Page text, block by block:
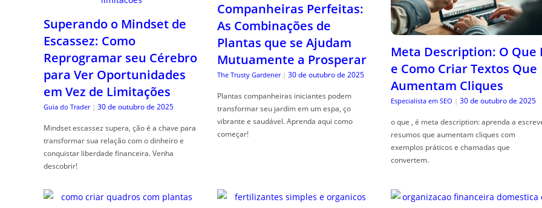
Superando o Mindset de
Escassez: Como
Reprogramar seu Cérebro
para Ver Oportunidades
em Vez de Limitações
Guia do Trader | 30 de outubro de 2025
Mindset escassez supera, ção é a chave para
transformar sua relação com o dinheiro e
conquistar liberdade financeira. Venha
descobrir!
Companheiras Perfeitas:
As Combinações de
Plantas que se Ajudam
Mutuamente a Prosperar
The Trusty Gardener | 30 de outubro de 2025
Plantas companheiras iniciantes podem
transformar seu jardim em um espa, ço
vibrante e saudável. Aprenda aqui como
começar!
Meta Description: O Que
e Como Criar Textos Que
Aumentam Cliques
Especialista em SEO | 30 de outubro de 2025
o que , é meta description: aprenda a
resumos que aumentam cliques com
exemplos práticos e chamadas que
convertem.